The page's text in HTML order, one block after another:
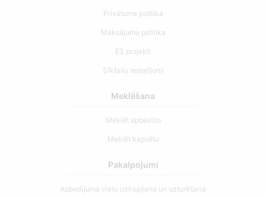
Privātuma politika
Maksājumu politika
ES projekti
Sīkfailu iestatījumi
Meklēšana
Meklēt apbedīto
Meklēt kapsētu
Pakalpojumi
Apbedījuma vietu uzkopšana un uzturēšana